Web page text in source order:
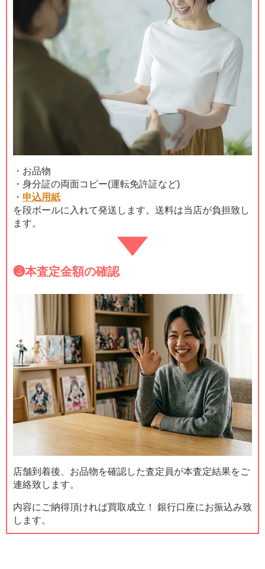
・お品物
・身分証の両面コピー(運転免許証など)
・ 申込用紙
を段ボールに入れて発送します。送料は当店が負担致し
ます。
❸本査定金額の確認
店舗到着後、お品物を確認した査定員が本査定結果をご
連絡致します。
内容にご納得頂ければ買取成立！ 銀行口座にお振込み致
します。